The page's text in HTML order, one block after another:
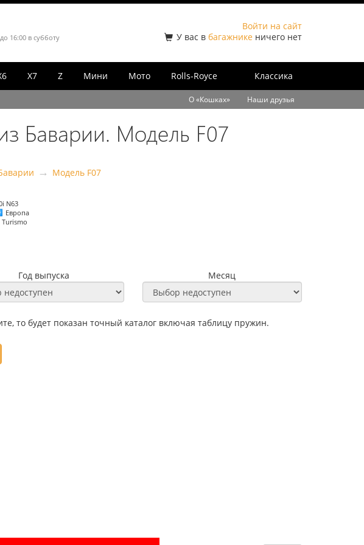
16:00 в субботу
Войти на сайт
У вас в багажнике ничего нет
X7 Z Мини Мото Rolls-Royce Классика
О «Кошках» Наши друзья
Баварии. Модель F07
→ Модель F07
N63
Европа
Turismo
Год выпуска Месяц
то будет показан точный каталог включая таблицу пружин.